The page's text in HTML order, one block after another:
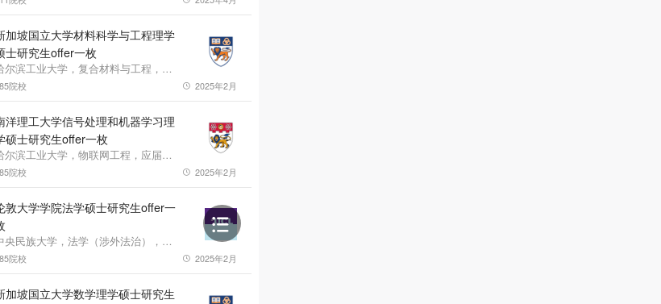
加坡国立大学材料科学与工程理学
士研究生offer一枚
哈尔滨工业大学，复合材料与工程，应届生，GPA82.21，雅思6.0
院校 2025年2月
洋理工大学信号处理和机器学习理
硕士研究生offer一枚
哈尔滨工业大学，物联网工程，应届生，GPA82，雅思6.5
院校 2025年2月
敦大学学院法学硕士研究生offer一
中央民族大学，法学（涉外法治），应届生，GPA3.82，雅思6.5
院校 2025年2月
加坡国立大学数学理学硕士研究生